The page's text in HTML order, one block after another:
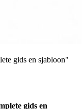
gids en sjabloon"
gids en